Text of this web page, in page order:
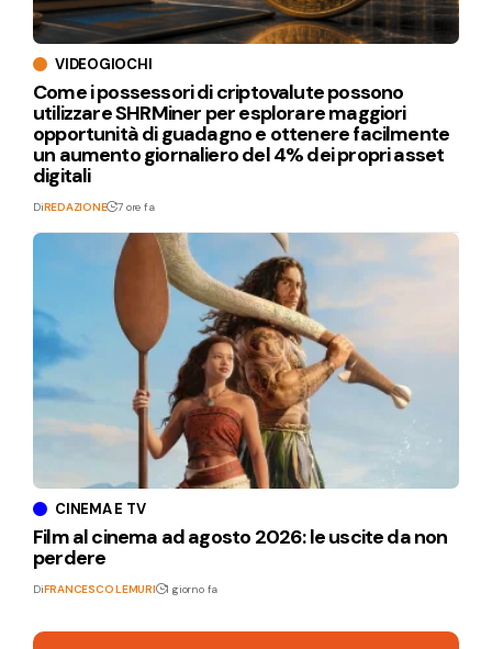
VIDEOGIOCHI
Come i possessori di criptovalute possono
utilizzare SHRMiner per esplorare maggiori
opportunità di guadagno e ottenere facilmente
un aumento giornaliero del 4% dei propri asset
digitali
DiREDAZIONE 7 ore fa
CINEMA E TV
Film al cinema ad agosto 2026: le uscite da non
perdere
DiFRANCESCO LEMURI 1 giorno fa